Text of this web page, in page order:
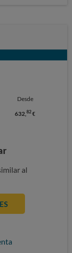
Desde
632,82 €
al